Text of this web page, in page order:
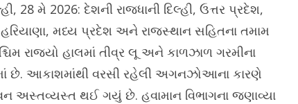
28 મે 2026: દેશની રાજધાની દિલ્હી, ઉત્તર પ્રદેશ,
મધ્ય પ્રદેશ અને રાજસ્થાન સહિતના તમામ
રાજ્યો હાલમાં તીવ્ર લૂ અને કાળઝાળ ગરમીના
છે. આકાશમાંથી વરસી રહેલી અગનઝોઆના કારણે
અસ્તવ્યસ્ત થઈ ગયું છે. હવામાન વિભાગના જણાવ્યા